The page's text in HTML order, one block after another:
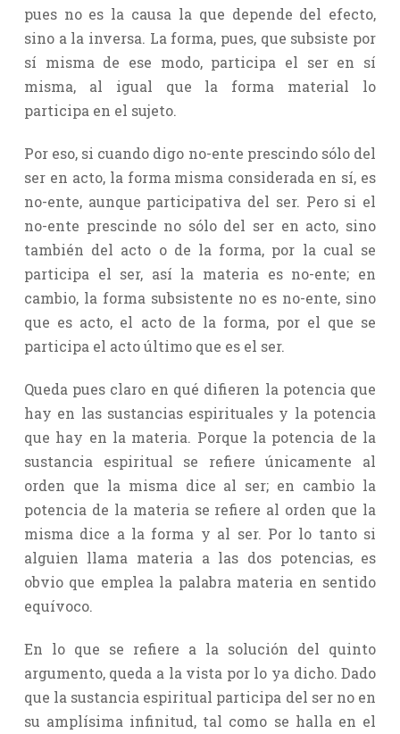
pues no es la causa la que depende del efecto,
sino a la inversa. La forma, pues, que subsiste por
sí misma de ese modo, participa el ser en sí
misma, al igual que la forma material lo
participa en el sujeto.
Por eso, si cuando digo no-ente prescindo sólo del
ser en acto, la forma misma considerada en sí, es
no-ente, aunque participativa del ser. Pero si el
no-ente prescinde no sólo del ser en acto, sino
también del acto o de la forma, por la cual se
participa el ser, así la materia es no-ente; en
cambio, la forma subsistente no es no-ente, sino
que es acto, el acto de la forma, por el que se
participa el acto último que es el ser.
Queda pues claro en qué difieren la potencia que
hay en las sustancias espirituales y la potencia
que hay en la materia. Porque la potencia de la
sustancia espiritual se refiere únicamente al
orden que la misma dice al ser; en cambio la
potencia de la materia se refiere al orden que la
misma dice a la forma y al ser. Por lo tanto si
alguien llama materia a las dos potencias, es
obvio que emplea la palabra materia en sentido
equívoco.
En lo que se refiere a la solución del quinto
argumento, queda a la vista por lo ya dicho. Dado
que la sustancia espiritual participa del ser no en
su amplísima infinitud, tal como se halla en el